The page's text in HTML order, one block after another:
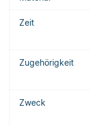
Zeit
Zugehörigkeit
Zweck